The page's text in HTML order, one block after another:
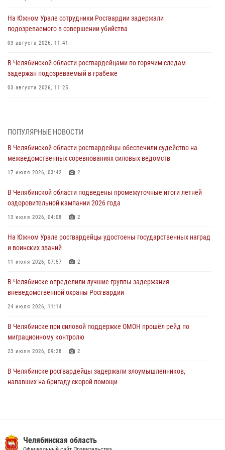
На Южном Урале сотрудники Росгвардии задержали
подозреваемого в совершении убийства
03 августа 2026, 11:41
В Челябинской области росгвардейцами по горячим следам
задержан подозреваемый в грабеже
03 августа 2026, 11:25
03 августа 2026, 09:22 1
Авиация Росгвардии совершила более 250 санитарных вылетов в
Донецкой Народной Республике
31 июля 2026, 11:33
Росгвардия обеспечивает безопасность граждан на южном
направлении
31 июля 2026, 11:32
В Уральском округе Росгвардии состоялось заседание
оперативного штаба
30 июля 2026, 10:53
ПОПУЛЯРНЫЕ НОВОСТИ
В Челябинской области росгвардейцы обеспечили судейство на
межведомственных соревнованиях силовых ведомств
17 июля 2026, 03:42 2
В Челябинской области подведены промежуточные итоги летней
оздоровительной кампании 2026 года
13 июля 2026, 04:08 2
На Южном Урале росгвардейцы удостоены государственных наград
и воинских званий
11 июля 2026, 07:57 2
В Челябинске определили лучшие группы задержания
вневедомственной охраны Росгвардии
24 июля 2026, 11:14
В Челябинске при силовой поддержке ОМОН прошёл рейд по
миграционному контролю
23 июля 2026, 09:28 2
В Челябинске росгвардейцы задержали злоумышленников,
напавших на бригаду скорой помощи
13 июля 2026, 03:02 5
Челябинская область